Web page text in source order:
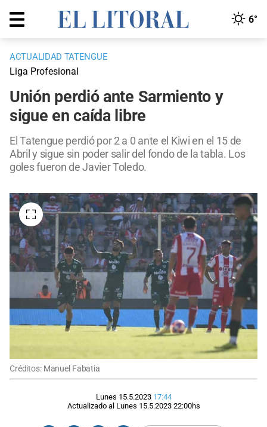
6°
ACTUALIDAD TATENGUE
Liga Profesional
Unión perdió ante Sarmiento y
sigue en caída libre
El Tatengue perdió por 2 a 0 ante el Kiwi en el 15 de
Abril y sigue sin poder salir del fondo de la tabla. Los
goles fueron de Javier Toledo.
Créditos: Manuel Fabatia
Lunes 15.5.2023 17:44
Actualizado al Lunes 15.5.2023 22:00hs